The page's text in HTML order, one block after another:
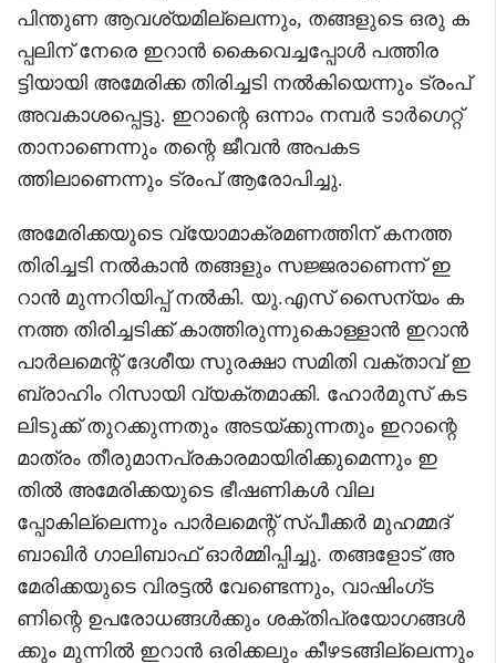
പിന്തുണ ആവശ്യമില്ലെന്നും, തങ്ങളുടെ ഒരു ക
പ്പലിന് നേരെ ഇറാൻ കൈവെച്ചപ്പോൾ പത്തിര
ട്ടിയായി അമേരിക്ക തിരിച്ചടി നൽകിയെന്നും ട്രംപ്
അവകാശപ്പെട്ടു. ഇറാന്റെ ഒന്നാം നമ്പർ ടാർഗെറ്റ്
താനാണെന്നും തന്റെ ജീവൻ അപകട
ത്തിലാണെന്നും ട്രംപ് ആരോപിച്ചു.
അമേരിക്കയുടെ വ്യോമാക്രമണത്തിന് കനത്ത
തിരിച്ചടി നൽകാൻ തങ്ങളും സജ്ജരാണെന്ന് ഇ
റാൻ മുന്നറിയിപ്പ് നൽകി. യു.എസ് സൈന്യം ക
നത്ത തിരിച്ചടിക്ക് കാത്തിരുന്നുകൊള്ളാൻ ഇറാൻ
പാർലമെന്റ് ദേശീയ സുരക്ഷാ സമിതി വക്താവ് ഇ
ബ്രാഹിം റിസായി വ്യക്തമാക്കി. ഹോർമുസ് കട
ലിടുക്ക് തുറക്കുന്നതും അടയ്ക്കുന്നതും ഇറാന്റെ
മാത്രം തീരുമാനപ്രകാരമായിരിക്കുമെന്നും ഇ
തിൽ അമേരിക്കയുടെ ഭീഷണികൾ വില
പ്പോകില്ലെന്നും പാർലമെന്റ് സ്പീക്കർ മുഹമ്മദ്
ബാഖിർ ഗാലിബാഫ് ഓർമ്മിപ്പിച്ചു. തങ്ങളോട് അ
മേരിക്കയുടെ വിരട്ടൽ വേണ്ടെന്നും, വാഷിംഗ്ട
ണിന്റെ ഉപരോധങ്ങൾക്കും ശക്തിപ്രയോഗങ്ങൾ
ക്കും മുന്നിൽ ഇറാൻ ഒരിക്കലും കീഴടങ്ങില്ലെന്നും